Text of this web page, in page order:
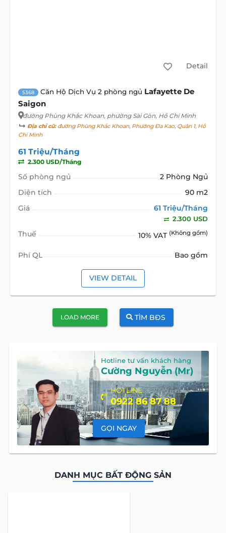
Detail
5368 Căn Hộ Dịch Vụ 2 phòng ngủ Lafayette De
Saigon
đường Phùng Khắc Khoan, phường Sài Gòn, Hồ Chí Minh
Địa chỉ cũ:đường Phùng Khắc Khoan, Phường Đa Kao, Quận 1, Hồ
Chí Minh
61 Triệu/Tháng
2.300 USD/Tháng
Số phòng ngủ
2 Phòng Ngủ
Diện tích
90 m2
Giá
61 Triệu/Tháng
2.300 USD
Thuế 10% VAT (Không gồm)
Phí QL Bao gồm
VIEW DETAIL
LOAD MORE TÌM BĐS
Hotline tư vấn khách hàng
Cường Nguyễn (Mr)
HOTLINE
0922 86 87 88
GỌI NGAY
DANH MỤC BẤT ĐỘNG SẢN